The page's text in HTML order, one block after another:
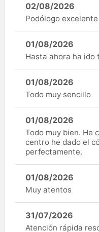
02/08/2026
Podólogo excelente
01/08/2026
Hasta ahora ha ido
01/08/2026
Todo muy sencillo
01/08/2026
Todo muy bien. He
centro he dado el
perfectamente.
01/08/2026
Muy atentos
31/07/2026
Atención rápida